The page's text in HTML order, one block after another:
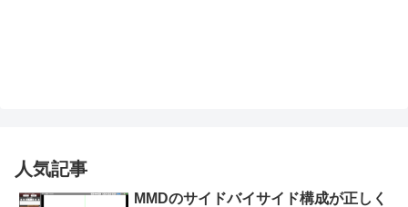
人気記事
MMDのサイドバイサイド構成が正しく